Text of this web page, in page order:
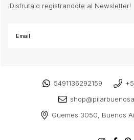
¡Disfrutalo registrandote al Newsletter!
5491136292159
Guemes 3050, Buenos